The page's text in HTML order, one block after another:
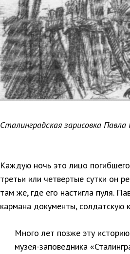
Сталинградская зарисовка Павла
Каждую ночь это лицо
третьи или четвертые сутки он
там же, где его настигла пуля.
кармана документы, солдатскую
Много лет позже эту
музея-заповедника